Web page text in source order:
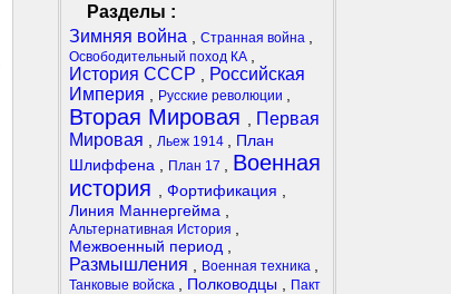
Разделы :
Зимняя война
Странная война
Освободительный поход КА
История СССР
Российская
Империя
Русские революции
Вторая Мировая
Первая
Мировая
Льеж 1914
План
Шлиффена
План 17
Военная
история
Фортификация
Линия Маннергейма
Альтернативная История
Межвоенный период
Размышления Военная техника
Танковые войска Полководцы
Пакт